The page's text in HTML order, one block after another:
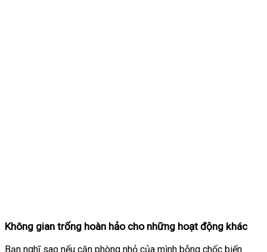
Không gian trống hoàn hảo cho những hoạt động khác
Bạn nghĩ sao nếu căn phòng nhỏ của mình bỗng chốc biến